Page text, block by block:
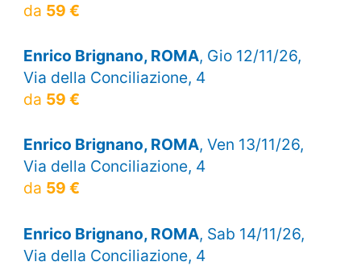
da 59 €
Enrico Brignano, ROMA, Gio 12/11/26,
Via della Conciliazione, 4
da 59 €
Enrico Brignano, ROMA, Ven 13/11/26,
Via della Conciliazione, 4
da 59 €
Enrico Brignano, ROMA, Sab 14/11/26,
Via della Conciliazione, 4